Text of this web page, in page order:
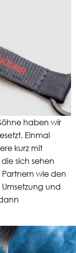
haben wir
Einmal
kurz mit
sich sehen
wie den
und